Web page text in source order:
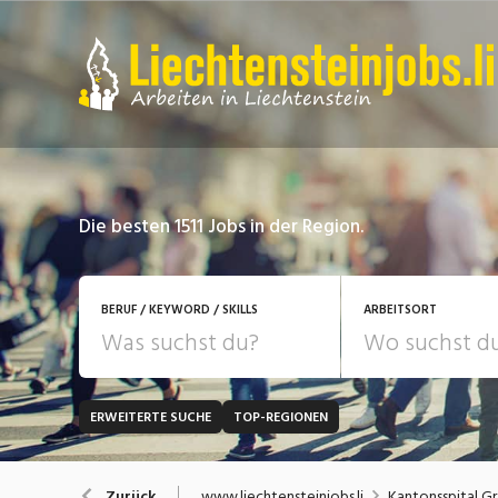
Die besten 1511 Jobs in der Region.
BERUF / KEYWORD / SKILLS ARBEITSORT
JOB-TYP
Festanstellung
Bank, Versicherung
ERWEITERTE SUCHE TOP-REGIONEN